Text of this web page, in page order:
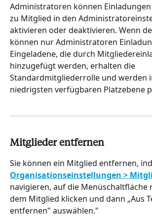
Administratoren können
zu Mitglied in den
aktivieren oder deaktivieren. Wenn
können nur Administratoren
Eingeladene, die durch
hinzugefügt werden, erhalten die
Standardmitgliederrolle und werden
niedrigsten verfügbaren Platzebene
Mitglieder entfernen
Sie können ein Mitglied entfernen,
Organisationseinstellungen >
navigieren, auf die Menüschaltfläche
dem Mitglied klicken und dann „Aus
entfernen" auswählen."